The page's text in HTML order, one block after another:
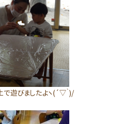
遊びましたよヽ(´▽｀)/